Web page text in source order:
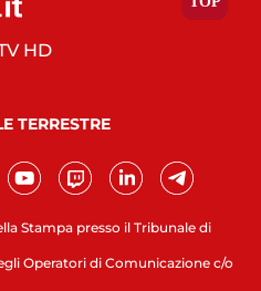
Stampa presso il Tribunale di
Operatori di Comunicazione c/o
HD
TERRESTRE